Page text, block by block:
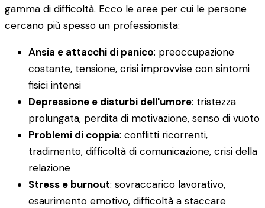
gamma di difficoltà. Ecco le aree per cui le persone
cercano più spesso un professionista:
Ansia e attacchi di panico: preoccupazione
costante, tensione, crisi improvvise con sintomi
fisici intensi
Depressione e disturbi dell'umore: tristezza
prolungata, perdita di motivazione, senso di vuoto
Problemi di coppia: conflitti ricorrenti,
tradimento, difficoltà di comunicazione, crisi della
relazione
Stress e burnout: sovraccarico lavorativo,
esaurimento emotivo, difficoltà a staccare